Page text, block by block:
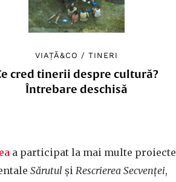
VIAȚĂ&CO /TINERI
cred tinerii despre cultură?
Întrebare deschisă
a participat la mai multe proiecte
Sărutul și Rescrierea Secvenței,